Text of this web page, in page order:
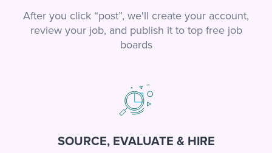
After you click “post”, we'll create your account,
review your job, and publish it to top free job
boards
SOURCE, EVALUATE & HIRE